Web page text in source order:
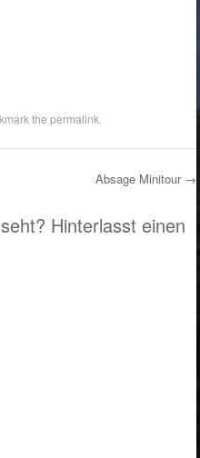
thepermalink
Absage Minitour →
Hinterlasst einen